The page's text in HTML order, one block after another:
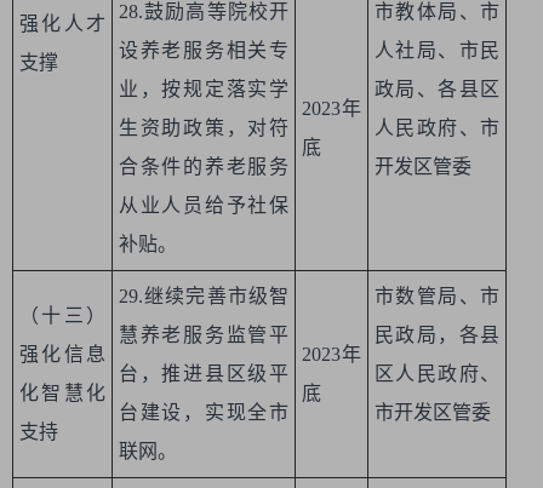
强化人才
支撑
28.鼓励高等院校开
设养老服务相关专
业，按规定落实学
生资助政策，对符
合条件的养老服务
从业人员给予社保
补贴。
2023年
底
市教体局、市
人社局、市民
政局、各县区
人民政府、市
开发区管委
（十三）
强化信息
化智慧化
支持
29.继续完善市级智
慧养老服务监管平
台，推进县区级平
台建设，实现全市
联网。
2023年
底
市数管局、市
民政局，各县
区人民政府、
市开发区管委